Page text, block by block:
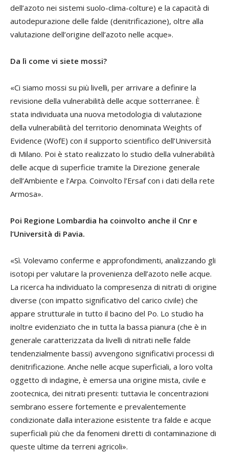
dell’azoto nei sistemi suolo-clima-colture) e la capacità di
autodepurazione delle falde (denitrificazione), oltre alla
valutazione dell’origine dell’azoto nelle acque».
Da lì come vi siete mossi?
«Ci siamo mossi su più livelli, per arrivare a definire la
revisione della vulnerabilità delle acque sotterranee. È
stata individuata una nuova metodologia di valutazione
della vulnerabilità del territorio denominata Weights of
Evidence (WofE) con il supporto scientifico dell’Università
di Milano. Poi è stato realizzato lo studio della vulnerabilità
delle acque di superficie tramite la Direzione generale
dell’Ambiente e l’Arpa. Coinvolto l’Ersaf con i dati della rete
Armosa».
Poi Regione Lombardia ha coinvolto anche il Cnr e
l’Università di Pavia.
«Sì. Volevamo conferme e approfondimenti, analizzando gli
isotopi per valutare la provenienza dell’azoto nelle acque.
La ricerca ha individuato la compresenza di nitrati di origine
diverse (con impatto significativo del carico civile) che
appare strutturale in tutto il bacino del Po. Lo studio ha
inoltre evidenziato che in tutta la bassa pianura (che è in
generale caratterizzata da livelli di nitrati nelle falde
tendenzialmente bassi) avvengono significativi processi di
denitrificazione. Anche nelle acque superficiali, a loro volta
oggetto di indagine, è emersa una origine mista, civile e
zootecnica, dei nitrati presenti: tuttavia le concentrazioni
sembrano essere fortemente e prevalentemente
condizionate dalla interazione esistente tra falde e acque
superficiali più che da fenomeni diretti di contaminazione di
queste ultime da terreni agricoli».